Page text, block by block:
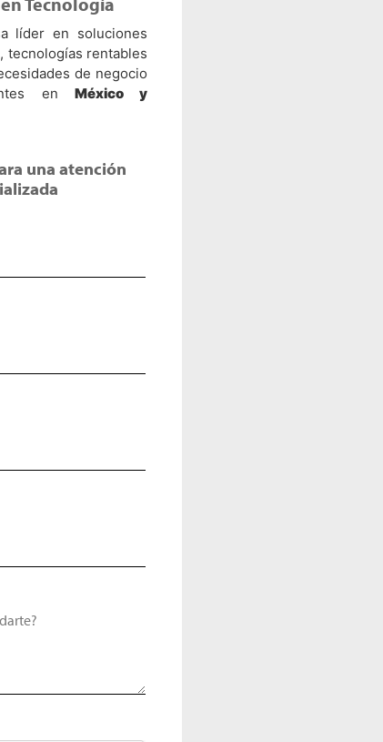
líder en soluciones
tecnologías rentables
de negocio
en México y
una atención